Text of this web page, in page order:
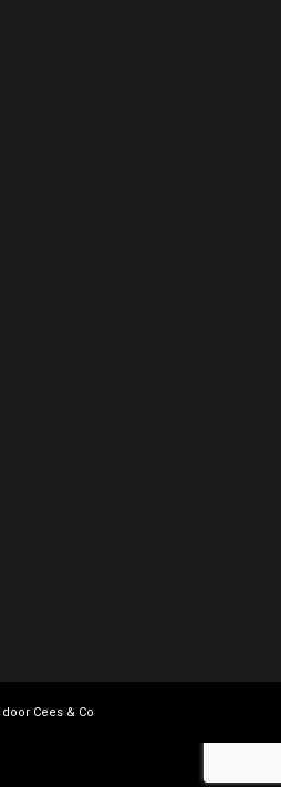
door Cees & Co